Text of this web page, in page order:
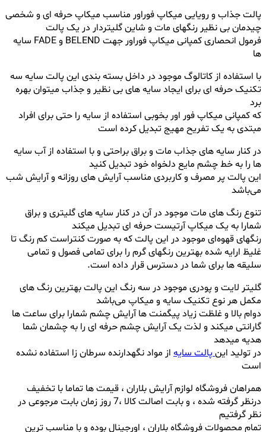
پالت جذاب و رویایی میکاپ فوراور مناسب میکاپ حرفه ای و شخصی
چیدمان بی نظیر رنگهای مات و شاین گلیتردار در یک پالت
فرمول انحصاری کمپانی میکاپ فوراور جهت BELEND و FADE سایه
ها
با استفاده از کاتالوگ موجود در داخل بسته بندی این پالت سایه سه
تکنیک حرفه ای برای ایجاد سایه های بی نظیر و جذاب میتوان بهره
برد
که کمپانی میکاپ فور اور بخوبی استفاده از سایه را حتی برای افراد
مبتدی به یک تفریح مهیج تبدیل کرده است
در کنار سایه های جذاب مات و براق براحتی و با استفاده از آب سایه
ها را به خط چشم مایع دلخواه خود تبدیل کنید
این پالت پر مصرف و کاربردی مناسب آرایش های روزانه و آرایش شب
می‌باشد
تنوع رنگ های مات موجود در آن در کنار سایه های گلیتری و براق
شمارا به یک میکاپ آرتیست حرفه ای تبدیل میکند
رنگهای قهوه‌ای موجود در این پالت که به صورت کنتراست کم رنگ تا
غلیظ ارایه شده بهترین رنگهای گرم را برای تمامی فصول و تمامی
سلیقه ها برای شما در دسترس قرار داده است.
گلیتر لایت و پودری موجود در سه رنگ این پالت بهترین رنگ های
مکمل هر نوع تکنیک سایه و میکاپ می‌باشد
دوام بالا و غلظت زیاد پیگمنت ها آرایش چشم شمارا برای ساعت ها
گارانتی میکند و لذت یک آرایش چشم حرفه ای را به چشمان شما
هدیه میدهد
در تولید اینپالت سایه از مواد نگهدارنده سرطان زا استفاده نشده
است
همراهان فروشگاه لوازم آرایش بلاران ، قیمت ها تماما با تخفیف
درنظر گرفته شده ، و بابت اصالت کالا ،7 روز زمان بابت مرجوعی در
نظر گرفتیم
تمام محصولات فروشگاه بلاران ، اورجینال بوده و با مناسب ترین